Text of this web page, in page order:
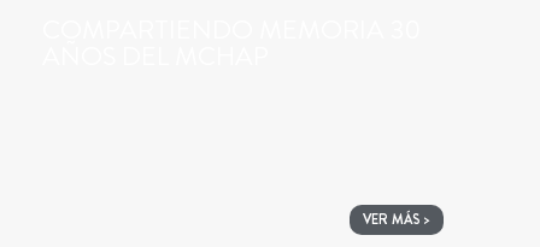
VER MÁS >